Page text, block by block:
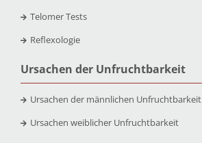
Telomer Tests
Reflexologie
Ursachen der Unfruchtbarkeit
Ursachen der männlichen Unfruchtbarkeit
Ursachen weiblicher Unfruchtbarkeit